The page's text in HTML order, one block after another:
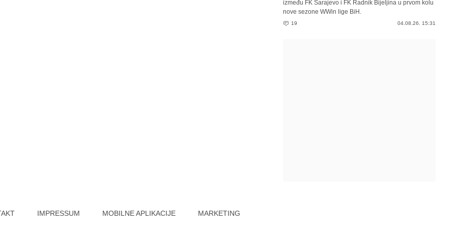
između FK Sarajevo i FK Radnik Bijeljina u prvom kolu
nove sezone WWin lige BiH.
19 04.08.26. 15:31
IMPRESSUM MOBILNE APLIKACIJE MARKETING